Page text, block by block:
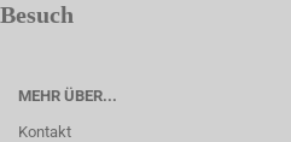
Besuch
MEHR ÜBER...
Kontakt